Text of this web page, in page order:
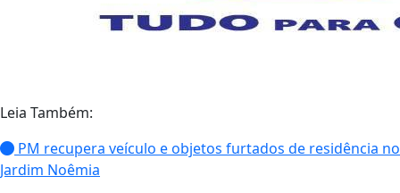
Leia Também:
PM recupera veículo e objetos furtados de residência no
Jardim Noêmia